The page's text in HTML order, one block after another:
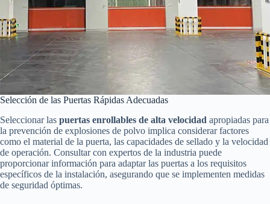
Selección de las Puertas Rápidas Adecuadas
Seleccionar las puertas enrollables de alta velocidad apropiadas para
la prevención de explosiones de polvo implica considerar factores
como el material de la puerta, las capacidades de sellado y la velocidad
de operación. Consultar con expertos de la industria puede
proporcionar información para adaptar las puertas a los requisitos
específicos de la instalación, asegurando que se implementen medidas
de seguridad óptimas.